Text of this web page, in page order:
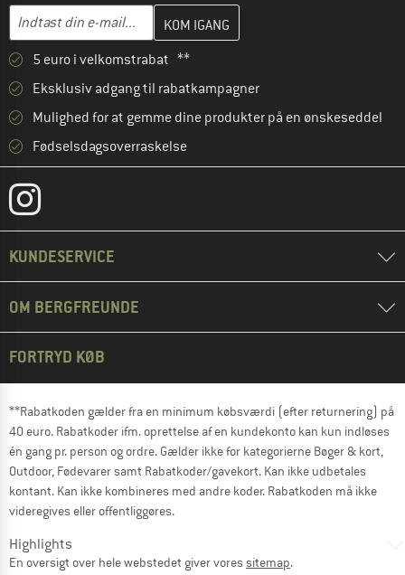
E-mail-adresse
Indtast din e-mailadresse her, og opret i næste trin din
5 euro i velkomstrabat **
Eksklusiv adgang til rabatkampagner
Mulighed for at gemme dine produkter på en ønskeseddel
Fødselsdagsoverraskelse
KUNDESERVICE
OM BERGFREUNDE
FORTRYD KØB
**Rabatkoden gælder fra en minimum købsværdi (efter returnering) på
40 euro. Rabatkoder ifm. oprettelse af en kundekonto kan kun indløses
én gang pr. person og ordre. Gælder ikke for kategorierne Bøger & kort,
Outdoor, Fødevarer samt Rabatkoder/gavekort. Kan ikke udbetales
kontant. Kan ikke kombineres med andre koder. Rabatkoden må ikke
videregives eller offentliggøres.
Highlights
En oversigt over hele webstedet giver voressitemap.